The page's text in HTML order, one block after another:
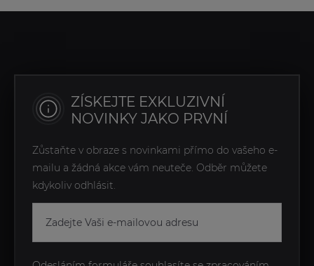
ZÍSKEJTE EXKLUZIVNÍ
NOVINKY JAKO PRVNÍ
Zůstaňte v obraze s novinkami přímo do vašeho e-
mailu a žádná akce vám neuteče. Odběr můžete
kdykoliv odhlásit.